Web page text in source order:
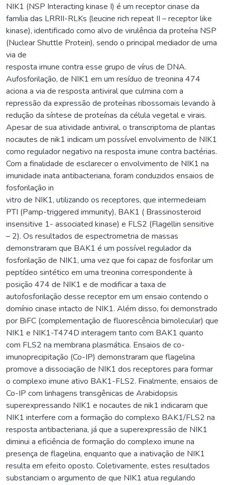
NIK1 (NSP Interacting kinase I) é um receptor cinase da
família das LRRII-RLKs (leucine rich repeat II – receptor like
kinase), identificado como alvo de virulência da proteína NSP
(Nuclear Shuttle Protein), sendo o principal mediador de uma
via de
resposta imune contra esse grupo de vírus de DNA.
Aufosforilação, de NIK1 em um resíduo de treonina 474
aciona a via de resposta antiviral que culmina com a
repressão da expressão de proteínas ribossomais levando à
redução da síntese de proteínas da célula vegetal e virais.
Apesar de sua atividade antiviral, o transcriptoma de plantas
nocautes de nik1 indicam um possível envolvimento de NIK1
como regulador negativo na resposta imune contra bactérias.
Com a finalidade de esclarecer o envolvimento de NIK1 na
imunidade inata antibacteriana, foram conduzidos ensaios de
fosforilação in
vitro de NIK1, utilizando os receptores, que intermedeiam
PTI (Pamp-triggered immunity), BAK1 ( Brassinosteroid
insensitive 1- associated kinase) e FLS2 (Flagellin sensitive
– 2). Os resultados de espectrometria de massas
demonstraram que BAK1 é um possível regulador da
fosforilação de NIK1, uma vez que foi capaz de fosforilar um
peptídeo sintético em uma treonina correspondente à
posição 474 de NIK1 e de modificar a taxa de
autofosforilação desse receptor em um ensaio contendo o
domínio cinase intacto de NIK1. Além disso, foi demonstrado
por BiFC (complementação de fluorescência bimolecular) que
NIK1 e NIK1-T474D interagem tanto com BAK1 quanto
com FLS2 na membrana plasmática. Ensaios de co-
imunoprecipitação (Co-IP) demonstraram que flagelina
promove a dissociação de NIK1 dos receptores para formar
o complexo imune ativo BAK1-FLS2. Finalmente, ensaios de
Co-IP com linhagens transgênicas de Arabidopsis
superexpressando NIK1 e nocautes de nik1 indicaram que
NIK1 interfere com a formação do complexo BAK1/FLS2 na
resposta antibacteriana, já que a superexpressão de NIK1
diminui a eficiência de formação do complexo imune na
presença de flagelina, enquanto que a inativação de NIK1
resulta em efeito oposto. Coletivamente, estes resultados
substanciam o argumento de que NIK1 atua regulando